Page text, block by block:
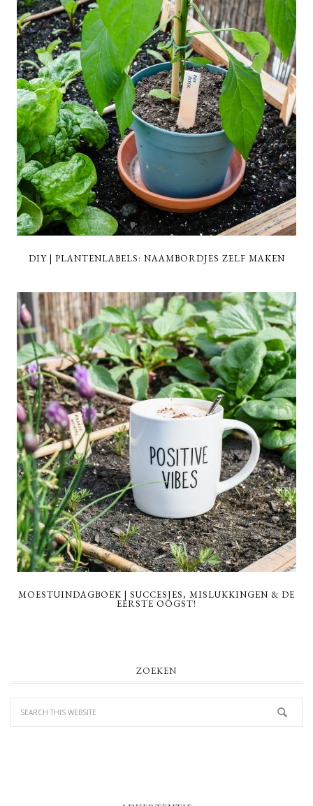
DIY | PLANTENLABELS: NAAMBORDJES ZELF MAKEN
MOESTUINDAGBOEK | SUCCESJES, MISLUKKINGEN & DE
EERSTE OOGST!
ZOEKEN